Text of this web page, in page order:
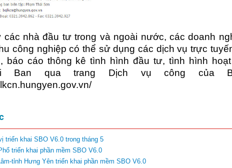
các nhà đầu tư trong và ngoài nước, các doanh
công nghiệp có thể sử dụng các dịch vụ trực
báo cáo thông kê tình hình đầu tư, tình hình
Ban qua trang Dịch vụ công của
triển khai SBO V6.0 trong tháng 5
triển khai phần mềm SBO V6.0
tỉnh Hưng Yên triển khai phần mềm SBO V6.0